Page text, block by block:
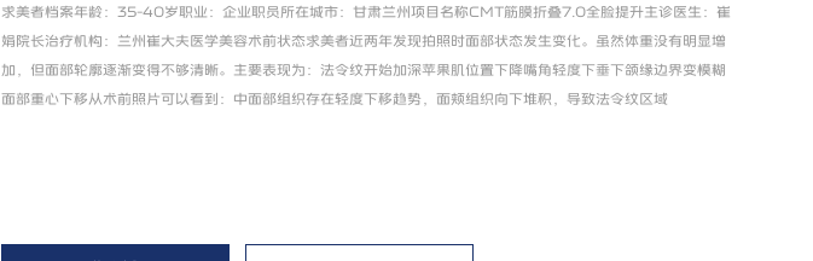
求美者档案年龄：35-40岁职业：企业职员所在城市：甘肃兰州项目名称CMT筋膜折叠7.0全脸提升主诊医生：崔
娟院长治疗机构：兰州崔大夫医学美容术前状态求美者近两年发现拍照时面部状态发生变化。虽然体重没有明显增
加，但面部轮廓逐渐变得不够清晰。主要表现为：法令纹开始加深苹果肌位置下降嘴角轻度下垂下颌缘边界变模糊
面部重心下移从术前照片可以看到：中面部组织存在轻度下移趋势，面颊组织向下堆积，导致法令纹区域